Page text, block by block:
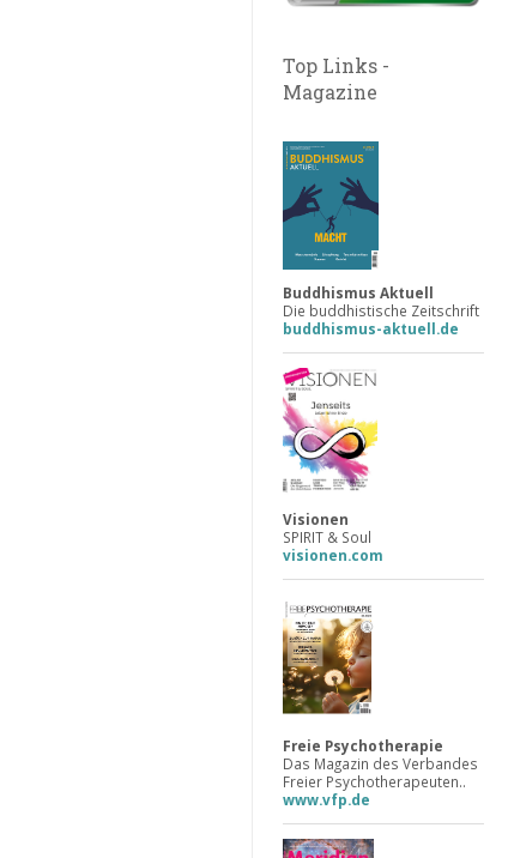
Top Links -
Magazine
Buddhismus Aktuell
Die buddhistische Zeitschrift
buddhismus-aktuell.de
Visionen
SPIRIT & Soul
visionen.com
Freie Psychotherapie
Das Magazin des Verbandes
Freier Psychotherapeuten..
www.vfp.de